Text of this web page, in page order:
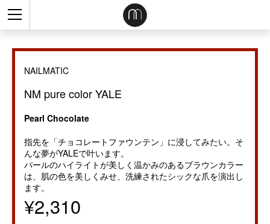
NAILMATIC
NM pure color YALE
Pearl Chocolate
指先を「チョコレートファウンテン」に浸してみたい。そ
んな夢がYALEで叶います。
パールのハイライトが美しく温かみのあるブラウンカラー
は、肌の色を美しくみせ、洗練されたシックな爪を演出し
ます。
¥2,310